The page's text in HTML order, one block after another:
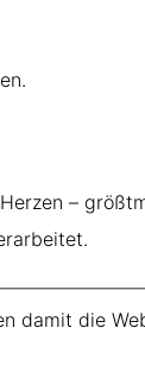
–
damit die